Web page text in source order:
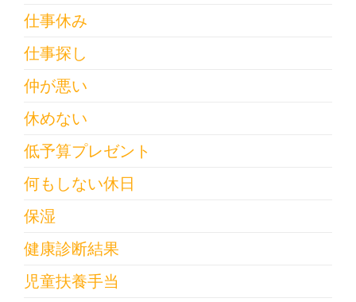
仕事休み
仕事探し
仲が悪い
休めない
低予算プレゼント
何もしない休日
保湿
健康診断結果
児童扶養手当